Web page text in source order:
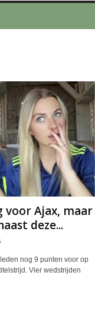
voor Ajax, maar
deze...
nog 9 punten voor op
Vier wedstrijden